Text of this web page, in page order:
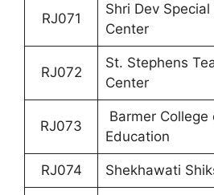
RJ071
Shri Dev
Center
RJ072
St. Stephens
Center
RJ073
BarmerCollege
Education
RJ074 Shekhawati